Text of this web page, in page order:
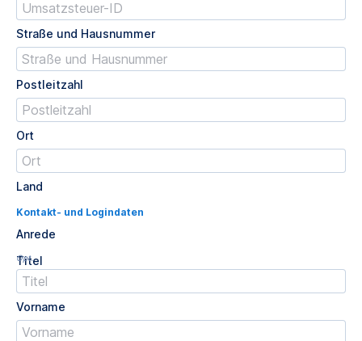
Straße und Hausnummer
Postleitzahl
Ort
Land
Kontakt- und Logindaten
Anrede
Titel
Opt.
Vorname